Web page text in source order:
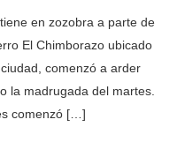
en zozobra a parte de
El Chimborazo ubicado
comenzó a arder
la madrugada del martes.
comenzó […]